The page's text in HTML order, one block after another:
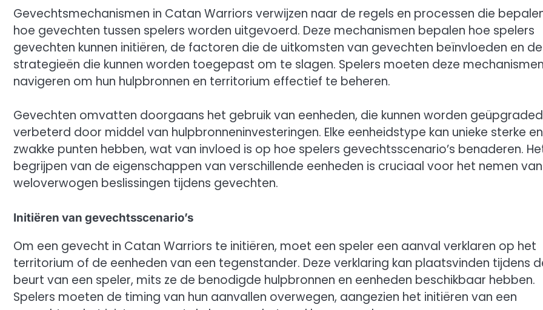
Gevechtsmechanismen in Catan Warriors verwijzen naar de regels en processen die
hoe gevechten tussen spelers worden uitgevoerd. Deze mechanismen bepalen hoe spelers
gevechten kunnen initiëren, de factoren die de uitkomsten van gevechten beïnvloeden en de
strategieën die kunnen worden toegepast om te slagen. Spelers moeten deze mechanismen
navigeren om hun hulpbronnen en territorium effectief te beheren.
Gevechten omvatten doorgaans het gebruik van eenheden, die kunnen worden
verbeterd door middel van hulpbronneninvesteringen. Elke eenheidstype kan unieke sterke en
zwakke punten hebben, wat van invloed is op hoe spelers gevechtsscenario’s benaderen.
begrijpen van de eigenschappen van verschillende eenheden is cruciaal voor het nemen van
weloverwogen beslissingen tijdens gevechten.
Initiëren van gevechtsscenario’s
Om een gevecht in Catan Warriors te initiëren, moet een speler een aanval verklaren op het
territorium of de eenheden van een tegenstander. Deze verklaring kan plaatsvinden tijdens
beurt van een speler, mits ze de benodigde hulpbronnen en eenheden beschikbaar hebben.
Spelers moeten de timing van hun aanvallen overwegen, aangezien het initiëren van een